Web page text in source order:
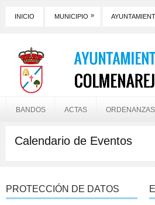
INICIO MUNICIPIO »
BANDOS ACTAS ORDENANZAS
Calendario de Eventos
PROTECCIÓN DE DATOS